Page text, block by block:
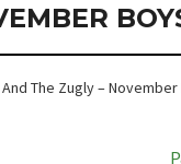
And The Zugly –